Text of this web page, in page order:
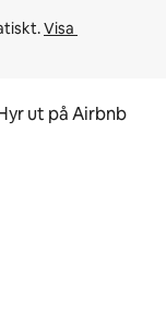
Visa
ut på Airbnb